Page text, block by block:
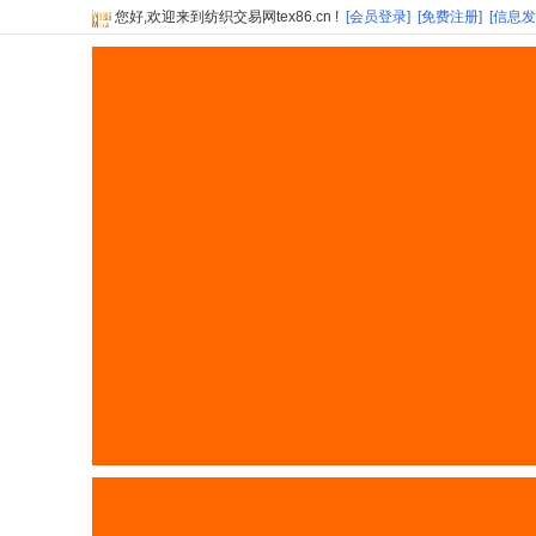
您好,欢迎来到纺织交易网tex86.cn ! [会员登录] [免费注册] [信息